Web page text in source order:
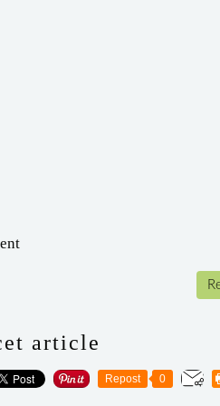
article
Repost 0